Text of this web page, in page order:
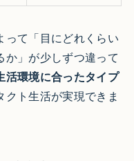
って「目にどれくらい
か」が少しずつ違って
活環境に合ったタイプ
ト生活が実現できま